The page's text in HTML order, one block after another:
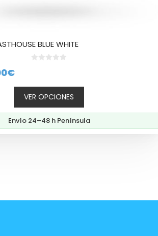
BLUE WHITE
€El
precio
actual
es:
139,00€.
VER OPCIONES
Envío 24–48 h Península